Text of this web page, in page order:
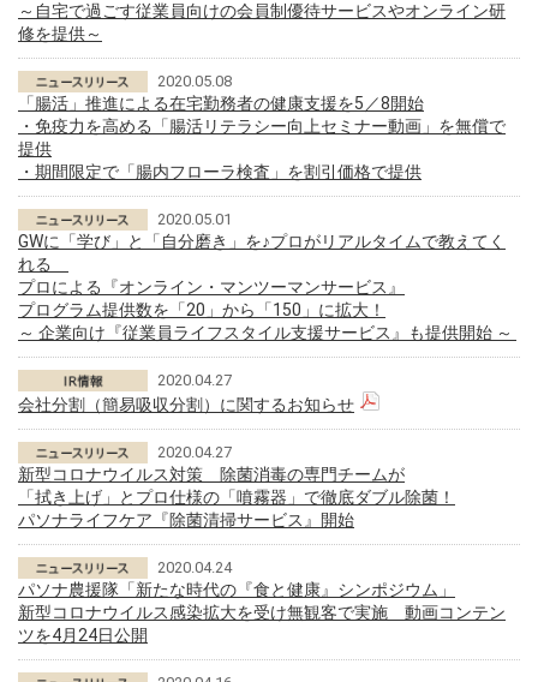
～自宅で過ごす従業員向けの会員制優待サービスやオンライン研
修を提供～
2020.05.08
「腸活」推進による在宅勤務者の健康支援を5／8開始
・免疫力を高める「腸活リテラシー向上セミナー動画」を無償で
提供
・期間限定で「腸内フローラ検査」を割引価格で提供
2020.05.01
GWに「学び」と「自分磨き」を♪プロがリアルタイムで教えてく
れる
プロによる『オンライン・マンツーマンサービス』
プログラム提供数を「20」から「150」に拡大！
～ 企業向け『従業員ライフスタイル支援サービス』も提供開始 ～
2020.04.27
会社分割（簡易吸収分割）に関するお知らせ
2020.04.27
新型コロナウイルス対策 除菌消毒の専門チームが
「拭き上げ」とプロ仕様の「噴霧器」で徹底ダブル除菌！
パソナライフケア『除菌清掃サービス』開始
2020.04.24
パソナ農援隊「新たな時代の『食と健康』シンポジウム」
新型コロナウイルス感染拡大を受け無観客で実施 動画コンテン
ツを4月24日公開